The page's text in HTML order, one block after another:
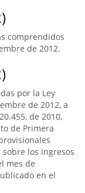
comprendidos
de 2012.
por la Ley
de 2012, a
de 2010,
de Primera
los ingresos
mes de
en el